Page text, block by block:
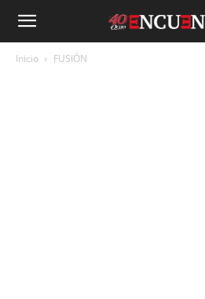
Inicio FUSIÓN